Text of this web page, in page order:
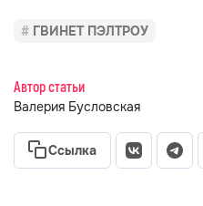
ГВИНЕТ ПЭЛТРОУ
Автор статьи
Валерия Бусловская
Ссылка